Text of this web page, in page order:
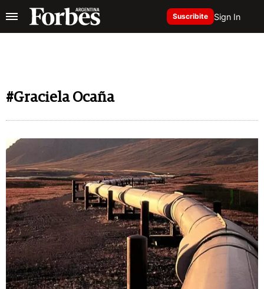
Suscribite Sign In
#Graciela Ocaña